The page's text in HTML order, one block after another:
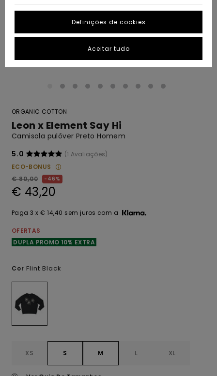
ORGANIC COTTON
Leon x Element Say Hi
Camisola pulôver Preto Homem
5.0
(1 Avaliações)
ECO-BONUS
€ 80,00
46%
€ 43,20
Paga 3 x € 14,40 sem juros com a
OFERTAS
DUPLA PROMO 10% EXTRA
Cor Flint Black
XS S M L XL
Definições de cookies
Aceitar tudo